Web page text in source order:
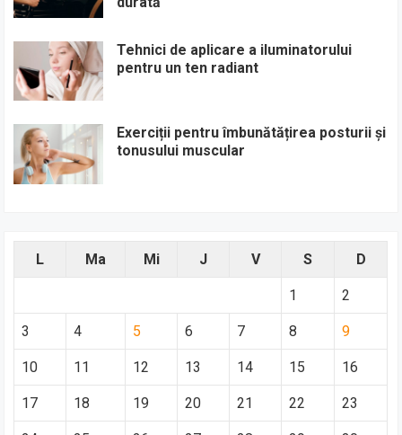
Tehnici de aplicare a iluminatorului
pentru un ten radiant
Exerciții pentru îmbunătățirea posturii și
tonusului muscular
L Ma Mi J V S D
1 2
3 4 5 6 7 8 9
10 11 12 13 14 15 16
17 18 19 20 21 22 23